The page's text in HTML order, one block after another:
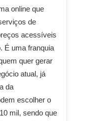
online que
de
acessíveis
É uma franquia
quer gerar
atual, já
da
escolher o
mil, sendo que